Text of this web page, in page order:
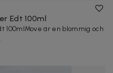
Edt 100ml
100mlMove är en blommig och